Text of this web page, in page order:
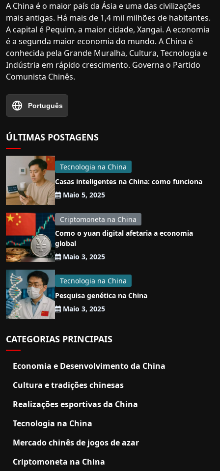
A China é o maior país da Ásia e uma das civilizações
mais antigas. Há mais de 1,4 mil milhões de habitantes.
A capital é Pequim, a maior cidade, Xangai. A economia
é a segunda maior economia do mundo. A China é
conhecida pela Grande Muralha, Cultura, Tecnologia e
Indústria em rápido crescimento. Governa o Partido
Comunista Chinês.
Português
ÚLTIMAS POSTAGENS
Tecnologia na China
Casas inteligentes na China: como funciona
Maio 5, 2025
Criptomoneta na China
Como o yuan digital afetaria a economia
global
Maio 3, 2025
Tecnologia na China
Pesquisa genética na China
Maio 3, 2025
CATEGORIAS PRINCIPAIS
Economia e Desenvolvimento da China
Cultura e tradições chinesas
Realizações esportivas da China
Tecnologia na China
Mercado chinês de jogos de azar
Criptomoneta na China